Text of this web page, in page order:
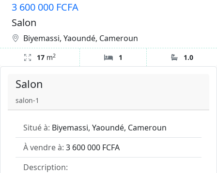
Salon
salon-1
Situé à: Biyemassi, Yaoundé, Cameroun
À vendre à: 3 600 000 FCFA
Description:
3 600 000 FCFA
Salon
Biyemassi, Yaoundé, Cameroun
17m2 1 1.0